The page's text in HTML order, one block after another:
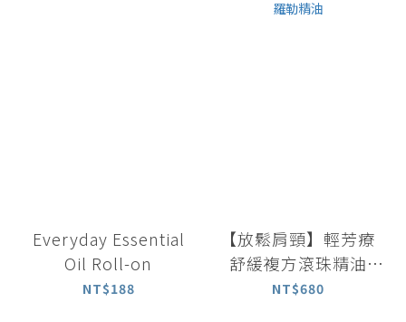
Everyday Essential
Oil Roll-on
NT$188
【放鬆肩頸】輕芳療
舒緩複方滾珠精油
5ml｜馬鬱蘭精油 檸
NT$680